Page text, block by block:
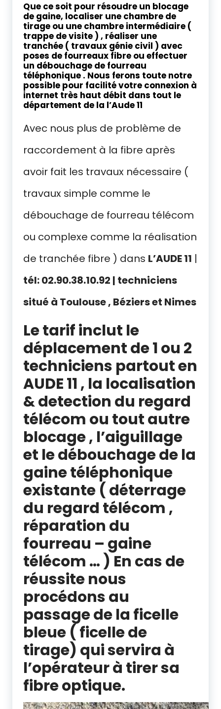
Que ce soit pour résoudre un blocage
de gaine, localiser une chambre de
tirage ou une chambre intermédiaire (
trappe de visite ) , réaliser une
tranchée ( travaux génie civil ) avec
poses de fourreaux fibre ou effectuer
un débouchage de fourreau
téléphonique . Nous ferons toute notre
possible pour facilité votre connexion à
internet très haut débit dans tout le
département de la l’Aude 11
Avec nous plus de problème de
raccordement à la fibre après
avoir fait les travaux nécessaire (
travaux simple comme le
débouchage de fourreau télécom
ou complexe comme la réalisation
de tranchée fibre ) dans L’AUDE 11 |
tél: 02.90.38.10.92 | techniciens
situé à Toulouse , Béziers et Nimes
Le tarif inclut le
déplacement de 1 ou 2
techniciens partout en
AUDE 11 , la localisation
& detection du regard
télécom ou tout autre
blocage , l’aiguillage
et le débouchage de la
gaine téléphonique
existante ( déterrage
du regard télécom ,
réparation du
fourreau – gaine
télécom … ) En cas de
réussite nous
procédons au
passage de la ficelle
bleue ( ficelle de
tirage) qui servira à
l’opérateur à tirer sa
fibre optique.